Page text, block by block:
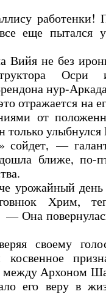
работенки!
еще пытался
не без
Осри
нур-
отражается на
от
только
—
ближе, по-
день
Хрим,
— Она
своему
между Архоном
его веру в